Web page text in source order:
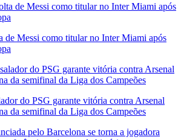
de Messi como titular no Inter Miami após
do PSG garante vitória contra Arsenal
da semifinal da Liga dos Campeões